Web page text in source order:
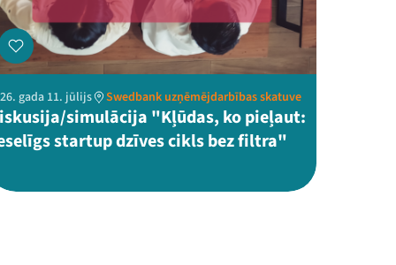
gada 11. jūlijs Swedbank uzņēmējdarbības skatuve
simulācija "Kļūdas, ko pieļaut:
startup dzīves cikls bez filtra"